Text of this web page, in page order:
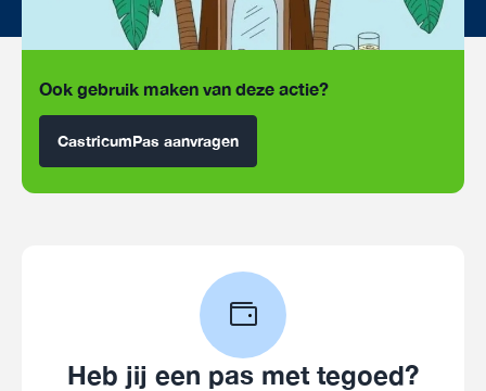
Ook gebruik maken van deze actie?
CastricumPas aanvragen
Heb jij een pas met tegoed?